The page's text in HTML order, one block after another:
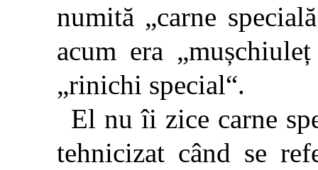
numită „carne
acum era
„rinichi special“.
El nu îi zice carne
tehnicizat când se